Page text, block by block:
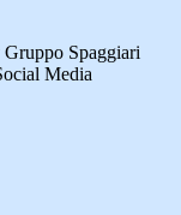
Spaggiari
Media